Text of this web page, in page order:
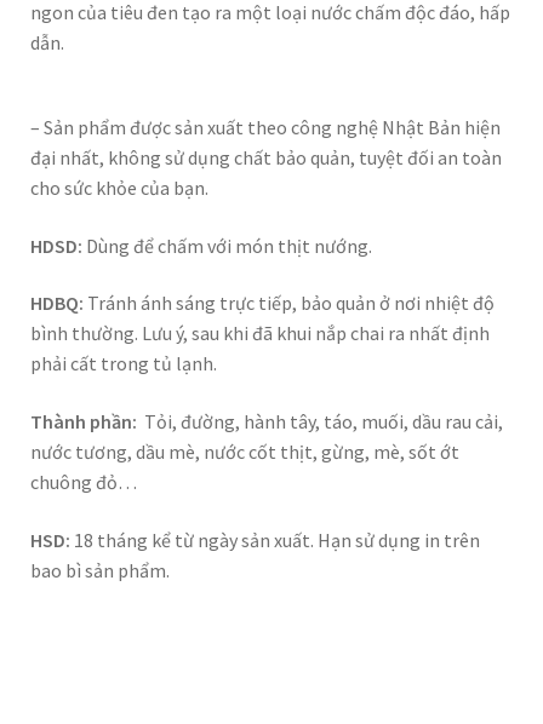
ngon của tiêu đen tạo ra một loại nước chấm độc đáo, hấp
dẫn.
– Sản phẩm được sản xuất theo công nghệ Nhật Bản hiện
đại nhất, không sử dụng chất bảo quản, tuyệt đối an toàn
cho sức khỏe của bạn.
HDSD: Dùng để chấm với món thịt nướng.
HDBQ: Tránh ánh sáng trực tiếp, bảo quản ở nơi nhiệt độ
bình thường. Lưu ý, sau khi đã khui nắp chai ra nhất định
phải cất trong tủ lạnh.
Thành phần: Tỏi, đường, hành tây, táo, muối, dầu rau cải,
nước tương, dầu mè, nước cốt thịt, gừng, mè, sốt ớt
chuông đỏ…
HSD: 18 tháng kể từ ngày sản xuất. Hạn sử dụng in trên
bao bì sản phẩm.